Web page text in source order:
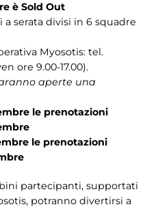
è Sold Out
a serata divisi in 6 squadre
Myosotis: tel.
ore 9.00-17.00).
aperte una
le prenotazioni
le prenotazioni
partecipanti, supportati
potranno divertirsi a